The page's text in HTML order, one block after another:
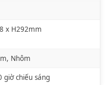
x H292mm
Nhôm
giờ chiếu sáng